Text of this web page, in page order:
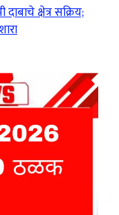
क्षेत्र सक्रिय;